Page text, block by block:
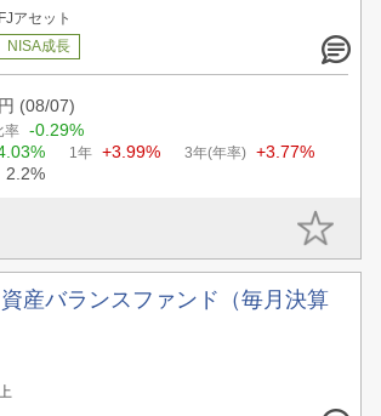
アセット
円 (08/07)
率 -0.29%
1年 +3.99% 3年(年率) +3.77%
2.2%
産バランスファンド（毎月決算